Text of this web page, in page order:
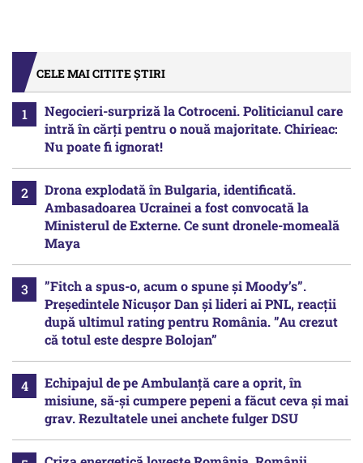
CELE MAI CITITE ȘTIRI
Negocieri-surpriză la Cotroceni. Politicianul care
intră în cărți pentru o nouă majoritate. Chirieac:
Nu poate fi ignorat!
Drona explodată în Bulgaria, identificată.
Ambasadoarea Ucrainei a fost convocată la
Ministerul de Externe. Ce sunt dronele-momeală
Maya
”Fitch a spus-o, acum o spune și Moody’s”.
Președintele Nicușor Dan și lideri ai PNL, reacții
după ultimul rating pentru România. ”Au crezut
că totul este despre Bolojan”
Echipajul de pe Ambulanță care a oprit, în
misiune, să-și cumpere pepeni a făcut ceva și mai
grav. Rezultatele unei anchete fulger DSU